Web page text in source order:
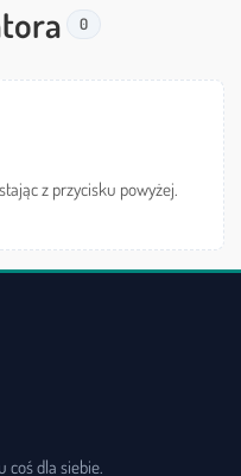
0
z przycisku powyżej.
coś dla siebie.